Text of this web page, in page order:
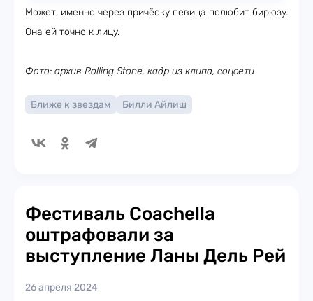
Может, именно через причёску певица полюбит бирюзу.
Она ей точно к лицу.
Фото: архив Rolling Stone, кадр из клипа, соцсети
Ближе к звездам Билли Айлиш
Фестиваль Coachella
оштрафовали за
выступление Ланы Дель Рей
26 апреля 2024